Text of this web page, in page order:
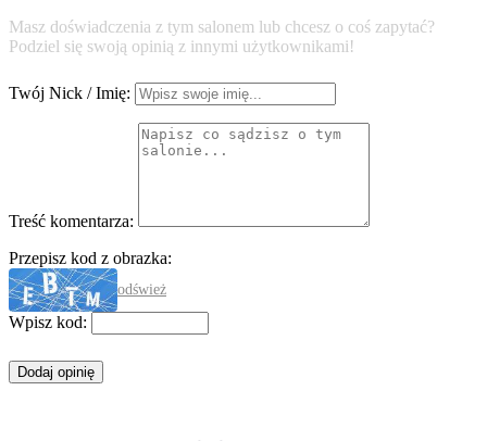
Masz doświadczenia z tym salonem lub chcesz o coś zapytać?
Podziel się swoją opinią z innymi użytkownikami!
Twój Nick / Imię:
Treść komentarza:
Przepisz kod z obrazka:
odśwież
Wpisz kod: